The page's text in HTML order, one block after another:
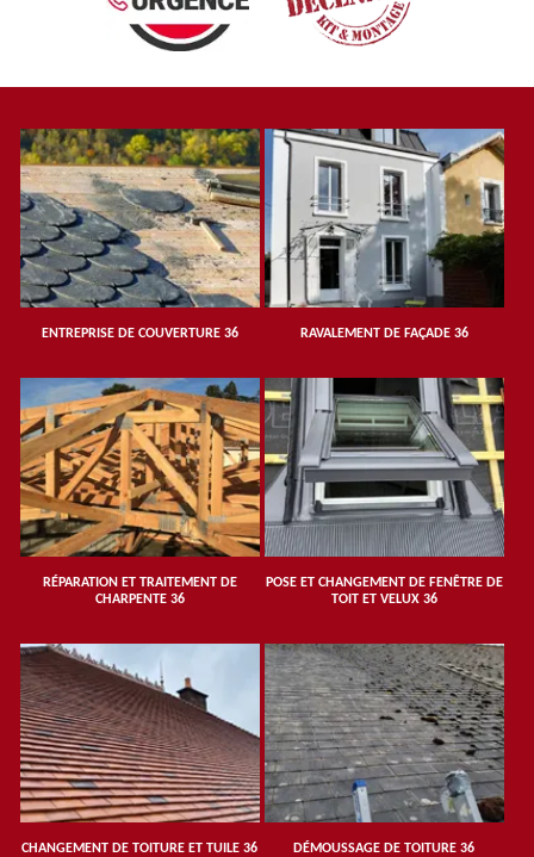
ENTREPRISE DE COUVERTURE 36 RAVALEMENT DE FAÇADE 36
RÉPARATION ET TRAITEMENT DE
CHARPENTE 36
POSE ET CHANGEMENT DE FENÊTRE DE
TOIT ET VELUX 36
CHANGEMENT DE TOITURE ET TUILE 36 DÉMOUSSAGE DE TOITURE 36